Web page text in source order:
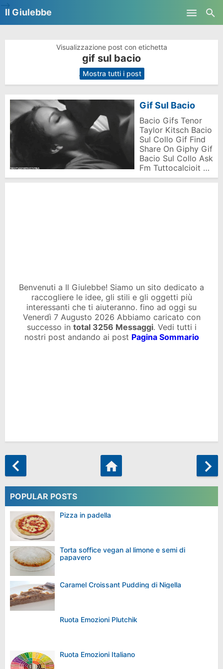
Il Giulebbe
Visualizzazione post con etichetta
gif sul bacio
. Mostra tutti i post
Gif Sul Bacio
Bacio Gifs Tenor
Taylor Kitsch Bacio
Sul Collo Gif Find
Share On Giphy Gif
Bacio Sul Collo Ask
Fm Tuttocalcioit …
Benvenuti a Il Giulebbe! Siamo un sito dedicato a
raccogliere le idee, gli stili e gli oggetti più
interessanti che ti aiuteranno. fino ad oggi su
Venerdì 7 Augusto 2026 Abbiamo caricato con
successo in total 3256 Messaggi. Vedi tutti i
nostri post andando ai post Pagina Sommario
POPULAR POSTS
Pizza in padella
Torta soffice vegan al limone e semi di
papavero
Caramel Croissant Pudding di Nigella
Ruota Emozioni Plutchik
Ruota Emozioni Italiano